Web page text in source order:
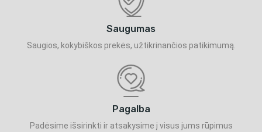
Saugumas
Saugios, kokybiškos prekės, užtikrinančios patikimumą.
Pagalba
Padėsime išsirinkti ir atsakysime į visus jums rūpimus